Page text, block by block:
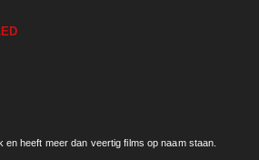
donderdag 5 september
heeft meer dan veertig films op naam staan.